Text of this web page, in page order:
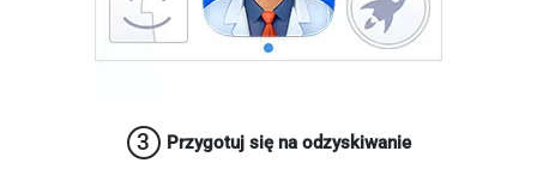
3 Przygotuj się na odzyskiwanie